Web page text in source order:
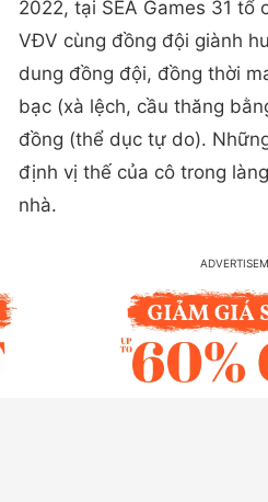
2022, tại SEA Games 31 tổ
VĐV cùng đồng đội giành
dung đồng đội, đồng thời
bạc (xà lệch, cầu thăng
đồng (thể dục tự do).
định vị thế của cô trong
nhà.